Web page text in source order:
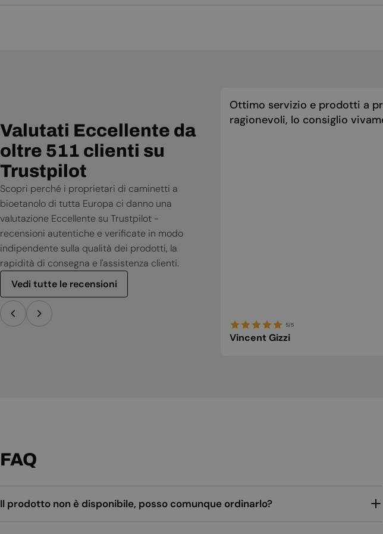
Valutati Eccellente da
oltre 511 clienti su
Trustpilot
Scopri perché i proprietari di caminetti a
bioetanolo di tutta Europa ci danno una
valutazione Eccellente su Trustpilot -
recensioni autentiche e verificate in modo
indipendente sulla qualità dei prodotti, la
rapidità di consegna e l'assistenza clienti.
Vedi tutte le recensioni
Ottimo servizio e prodotti a
ragionevoli, lo consiglio
5/5
Vincent Gizzi
FAQ
Il prodotto non è disponibile, posso comunque ordinarlo?